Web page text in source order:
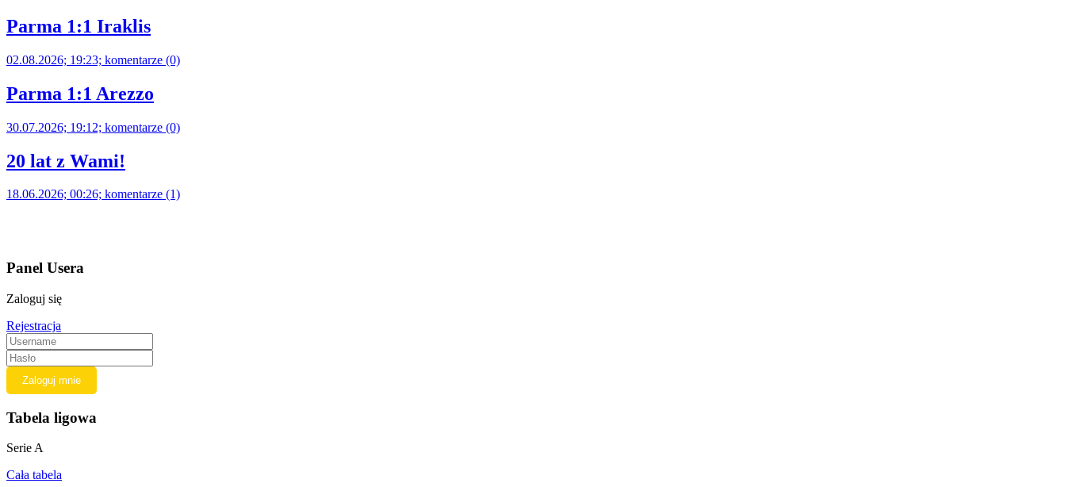
Parma 1:1 Iraklis
02.08.2026; 19:23; komentarze (0)
Parma 1:1 Arezzo
30.07.2026; 19:12; komentarze (0)
20 lat z Wami!
18.06.2026; 00:26; komentarze (1)
Panel Usera
Zaloguj się
Rejestracja
Tabela ligowa
Serie A
Cała tabela